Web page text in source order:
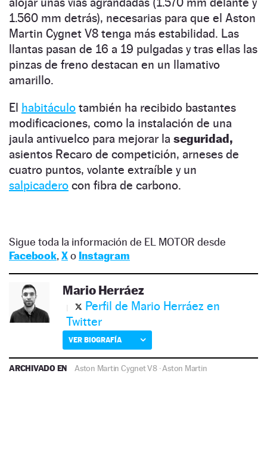
1.560 mm detrás), necesarias para que el Aston
Martin Cygnet V8 tenga más estabilidad. Las
llantas pasan de 16 a 19 pulgadas y tras ellas las
pinzas de freno destacan en un llamativo
amarillo.
El habitáculo también ha recibido bastantes
modificaciones, como la instalación de una
jaula antivuelco para mejorar la seguridad,
asientos Recaro de competición, arneses de
cuatro puntos, volante extraíble y un
salpicadero con fibra de carbono.
Sigue toda la información de EL MOTOR desde
Facebook, Xo Instagram
Mario Herráez
Perfil de Mario Herráez en
Twitter
VER BIOGRAFÍA
ARCHIVADO EN Aston Martin Cygnet V8·Aston Martin